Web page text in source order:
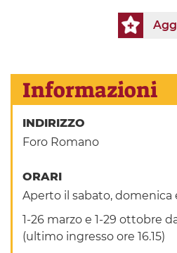
Informazioni
INDIRIZZO
Foro Romano
ORARI
Aperto il sabato, domenica
1-26 marzo e 1-29 ottobre​
(ultimo ingresso ore 16.15)